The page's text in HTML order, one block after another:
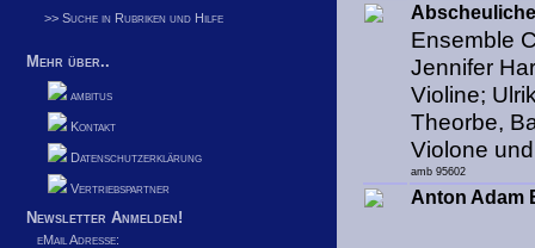
>> Suche in Rubriken und Hilfe
Mehr über..
ambitus
Kontakt
Datenschutzerklärung
Vertriebspartner
Newsletter Anmelden!
eMail Adresse:
Ensemble
Jennifer
Violine;
Theorbe,
Violone
amb 95602
Anton Adam